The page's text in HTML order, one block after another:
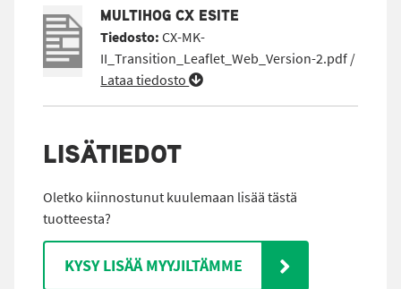
MULTIHOG CX ESITE
Tiedosto:CX-MK-
II_Transition_Leaflet_Web_Version-2.pdf /
Lataa tiedosto
LISÄTIEDOT
Oletko kiinnostunut kuulemaan lisää tästä
tuotteesta?
KYSY LISÄÄ MYYJILTÄMME